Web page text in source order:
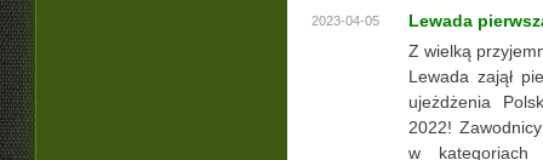
2023-04-05
Lewada
Z wielką
Lewada zajął
ujeżdżenia
2022!
w